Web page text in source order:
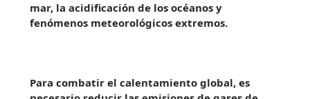
mar, la acidificación de los océanos y
fenómenos meteorológicos extremos.
Para combatir el calentamiento global, es